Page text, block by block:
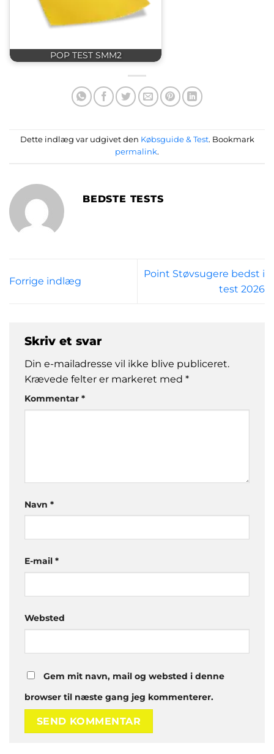
POP TEST SMM2
Dette indlæg var udgivet den Købsguide & Test. Bookmark
permalink.
BEDSTE TESTS
Forrige indlæg
Point Støvsugere bedst i
test 2026
Skriv et svar
Din e-mailadresse vil ikke blive publiceret.
Krævede felter er markeret med *
Kommentar *
Navn *
E-mail *
Websted
Gem mit navn, mail og websted i denne
browser til næste gang jeg kommenterer.